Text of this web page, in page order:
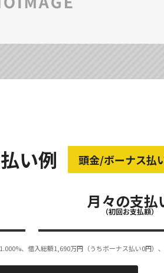
い例 頭金/ボーナス払
月々の支払
（初回お支払額）
、借入総額1,690万円（うちボーナス払い0円）